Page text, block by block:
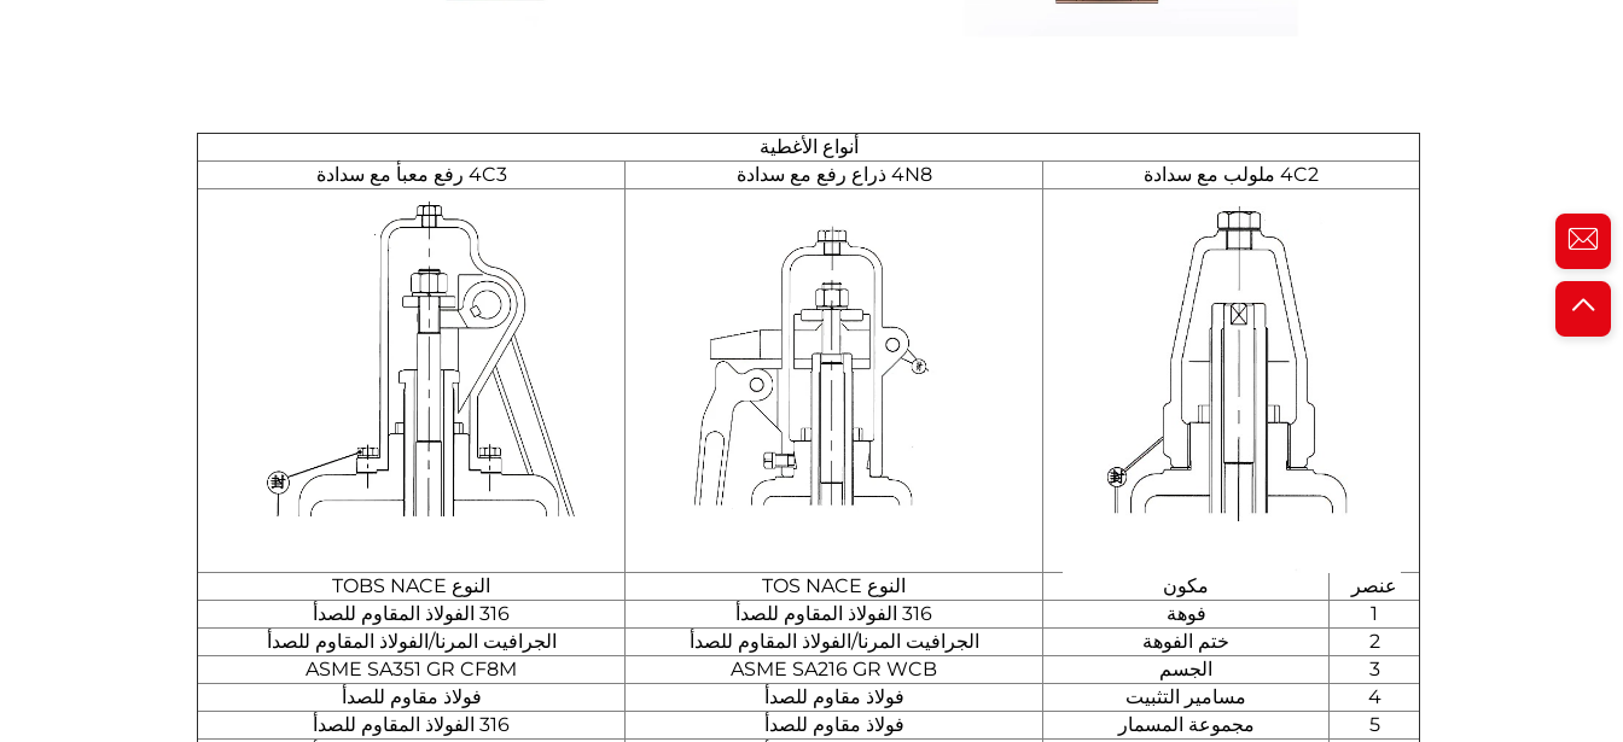
أنواع الأغطية
4C2 ملولب مع سدادة
4N8 ذراع رفع مع سدادة 4C3 رفع معبأ مع سدادة
عنصر مكون النوع TOS NACE
النوع TOBS NACE
1
فوهة 316 الفولاذ المقاوم للصدأ
316 الفولاذ المقاوم للصدأ
2
ختم الفوهة الجرافيت المرنا/الفولاذ المقاوم للصدأ
الجرافيت المرنا/الفولاذ المقاوم للصدأ
3
الجسم ASME SA216 GR WCB
ASME SA351 GR CF8M
4
مسامير التثبيت فولاذ مقاوم للصدأ
فولاذ مقاوم للصدأ
5
مجموعة المسمار فولاذ مقاوم للصدأ
316 الفولاذ المقاوم للصدأ